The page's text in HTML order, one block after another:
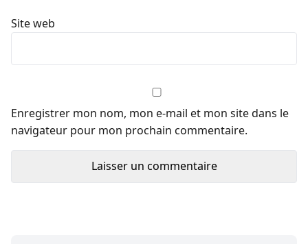
Site web
Enregistrer mon nom, mon e-mail et mon site dans le
navigateur pour mon prochain commentaire.